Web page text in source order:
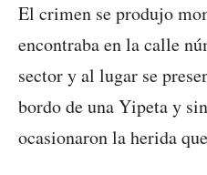
El crimen se produjo
encontraba en la calle
sector y al lugar se
bordo de una Yipeta y
ocasionaron la herida